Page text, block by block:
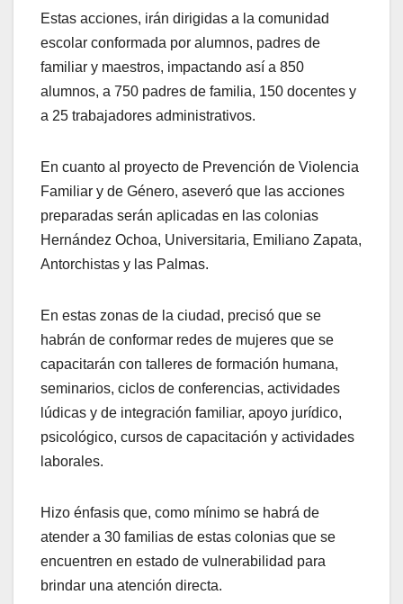
Estas acciones, irán dirigidas a la comunidad
escolar conformada por alumnos, padres de
familiar y maestros, impactando así a 850
alumnos, a 750 padres de familia, 150 docentes y
a 25 trabajadores administrativos.
En cuanto al proyecto de Prevención de Violencia
Familiar y de Género, aseveró que las acciones
preparadas serán aplicadas en las colonias
Hernández Ochoa, Universitaria, Emiliano Zapata,
Antorchistas y las Palmas.
En estas zonas de la ciudad, precisó que se
habrán de conformar redes de mujeres que se
capacitarán con talleres de formación humana,
seminarios, ciclos de conferencias, actividades
lúdicas y de integración familiar, apoyo jurídico,
psicológico, cursos de capacitación y actividades
laborales.
Hizo énfasis que, como mínimo se habrá de
atender a 30 familias de estas colonias que se
encuentren en estado de vulnerabilidad para
brindar una atención directa.